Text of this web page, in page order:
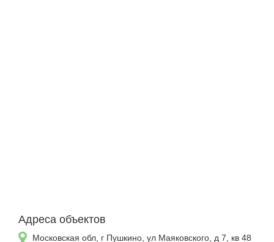
Адреса объектов
Московская обл, г Пушкино, ул Маяковского, д 7, кв 48